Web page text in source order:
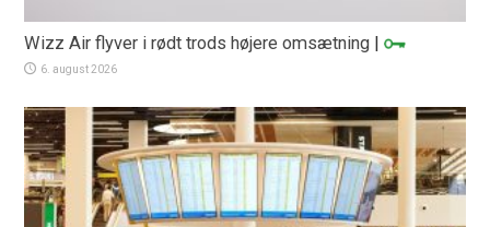
Wizz Air flyver i rødt trods højere omsætning |
6. august 2026